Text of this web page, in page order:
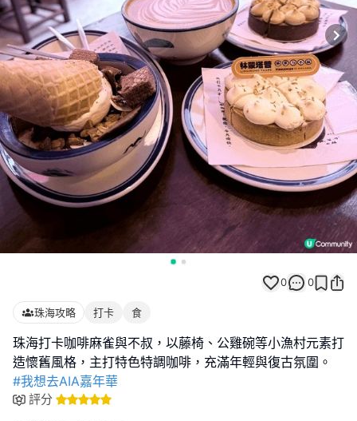
0 0
珠海攻略 打卡 食
珠海打卡咖啡麻雀與不叔，以藤椅、公雞碗等小漁村元素打
#我想去AIA嘉年華
評分